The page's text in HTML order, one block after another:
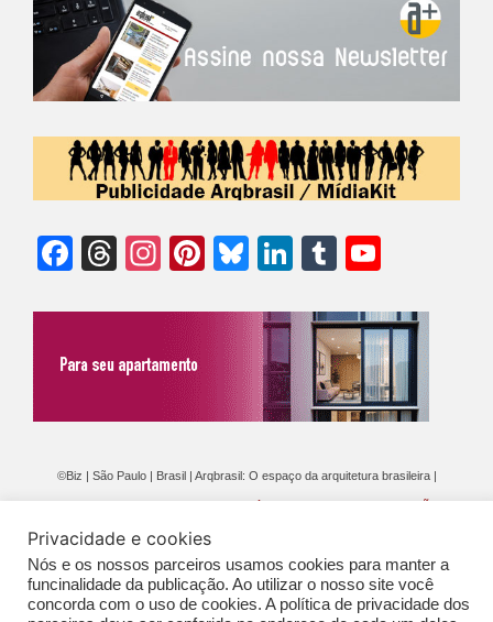
Facebook
Threads
Instagram
Pinterest
Bluesky
LinkedIn
Tumblr
©Biz | São Paulo | Brasil | Arqbrasil: O espaço da arquitetura brasileira |
GERAIS DE PUBLICAÇÃO (CGP
Privacidade e cookies
Nós e os nossos parceiros usamos cookies para manter a
funcinalidade da publicação. Ao utilizar o nosso site você
concorda com o uso de cookies. A política de privacidade dos